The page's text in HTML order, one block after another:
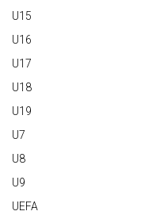
U15
U16
U17
U18
U19
U7
U8
U9
UEFA